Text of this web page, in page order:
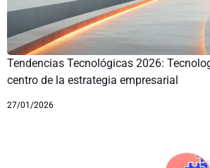
Tendencias Tecnológicas 2026:
centro de la estrategia empresarial
27/01/2026